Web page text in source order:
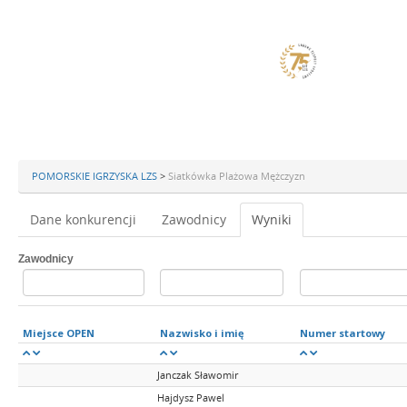
POMORSKIE IGRZYSKA LZS > Siatkówka Plażowa Mężczyzn
Dane konkurencji Zawodnicy Wyniki
Zawodnicy
Miejsce OPEN Nazwisko i imię Numer startowy
Janczak Sławomir
Hajdysz Pawel